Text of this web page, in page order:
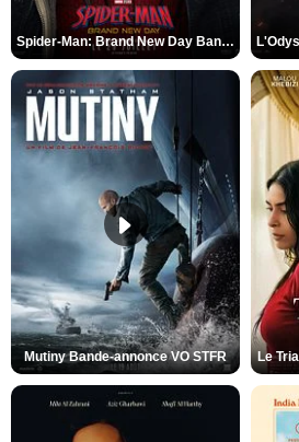
Spider-Man: Brand New Day Bande-annonce VO STFR
Mutiny Bande-annonce VO STFR Le